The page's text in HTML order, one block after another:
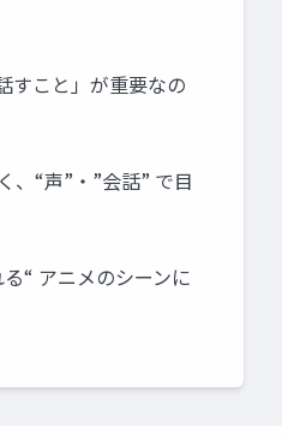
すこと」が重要なの
、“声”・”会話” で目
“ アニメのシーンに